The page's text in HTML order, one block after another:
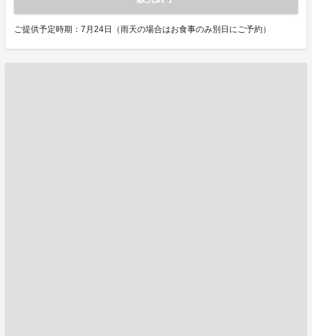
ご提供予定時期：7月24日（雨天の場合はお食事のみ別日にご予約）